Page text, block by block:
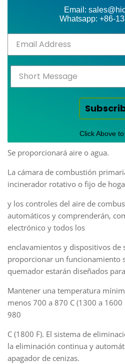
Email:
Whatsapp: +86-
Click Above
Se proporcionará aire o agua.
La cámara de combustión
incinerador rotativo o fijo de
y los controles del aire de
automáticos y comprenderán,
electrónico y todos los
enclavamientos y dispositivos de
proporcionar un funcionamiento
quemador estarán diseñados para
Mantener una temperatura
menos 700 a 870 C (1300 a
980
C (1800 F). El sistema de
la eliminación continua y
apagador de cenizas.